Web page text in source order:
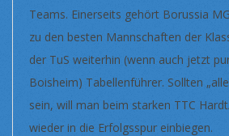
Teams. Einerseits gehört Borussia
zu den besten Mannschaften der
der TuS weiterhin (wenn auch jetzt
Boisheim) Tabellenführer. Sollten
sein, will man beim starken TTC
wieder in die Erfolgsspur einbiegen.